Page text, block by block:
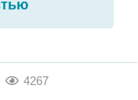
4267